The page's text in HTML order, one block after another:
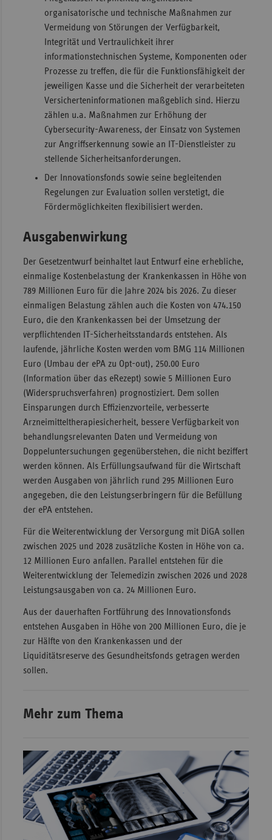
organisatorische und technische Maßnahmen zur
Vermeidung von Störungen der Verfügbarkeit,
Integrität und Vertraulichkeit ihrer
informationstechnischen Systeme, Komponenten oder
Prozesse zu treffen, die für die Funktionsfähigkeit der
jeweiligen Kasse und die Sicherheit der verarbeiteten
Versicherteninformationen maßgeblich sind. Hierzu
zählen u.a. Maßnahmen zur Erhöhung der
Cybersecurity-Awareness, der Einsatz von Systemen
zur Angriffserkennung sowie an IT-Dienstleister zu
stellende Sicherheitsanforderungen.
Der Innovationsfonds sowie seine begleitenden
Regelungen zur Evaluation sollen verstetigt, die
Fördermöglichkeiten flexibilisiert werden.
Ausgabenwirkung
Der Gesetzentwurf beinhaltet laut Entwurf eine erhebliche,
einmalige Kostenbelastung der Krankenkassen in Höhe von
789 Millionen Euro für die Jahre 2024 bis 2026. Zu dieser
einmaligen Belastung zählen auch die Kosten von 474.150
Euro, die den Krankenkassen bei der Umsetzung der
verpflichtenden IT-Sicherheitsstandards entstehen. Als
laufende, jährliche Kosten werden vom BMG 114 Millionen
Euro (Umbau der ePA zu Opt-out), 250.00 Euro
(Information über das eRezept) sowie 5 Millionen Euro
(Widerspruchsverfahren) prognostiziert. Dem sollen
Einsparungen durch Effizienzvorteile, verbesserte
Arzneimitteltherapiesicherheit, bessere Verfügbarkeit von
behandlungsrelevanten Daten und Vermeidung von
Doppeluntersuchungen gegenüberstehen, die nicht beziffert
werden können. Als Erfüllungsaufwand für die Wirtschaft
werden Ausgaben von jährlich rund 295 Millionen Euro
angegeben, die den Leistungserbringern für die Befüllung
der ePA entstehen.
Für die Weiterentwicklung der Versorgung mit DiGA sollen
zwischen 2025 und 2028 zusätzliche Kosten in Höhe von ca.
12 Millionen Euro anfallen. Parallel entstehen für die
Weiterentwicklung der Telemedizin zwischen 2026 und 2028
Leistungsausgaben von ca. 24 Millionen Euro.
Aus der dauerhaften Fortführung des Innovationsfonds
entstehen Ausgaben in Höhe von 200 Millionen Euro, die je
zur Hälfte von den Krankenkassen und der
Liquiditätsreserve des Gesundheitsfonds getragen werden
sollen.
Mehr zum Thema